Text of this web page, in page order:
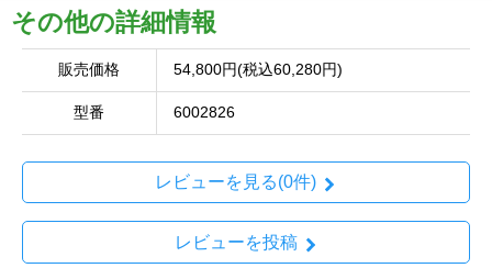
その他の詳細情報
販売価格 54,800円(税込60,280円)
型番 6002826
レビューを見る(0件)
レビューを投稿